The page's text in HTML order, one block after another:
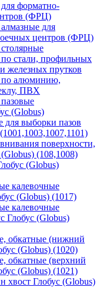
форматно-
(ФРЦ)
для
центров (ФРЦ)
стали, профильных
железных прутков
по алюминию,
ПВХ
(Globus)
выборки пазов
поверхности,
(108,1008)
(Globus)
калевочные
(Globus) (1017)
калевочные
Глобус (Globus)
обкатные (нижний
(Globus) (1020)
обкатные (верхний
(Globus) (1021)
хвост Глобус (Globus)